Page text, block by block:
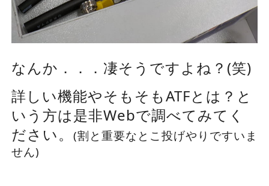
なんか．．．凄そうですよね？(笑)
詳しい機能やそもそもATFとは？と
いう方は是非Webで調べてみてく
ださい。
(割と重要なとこ投げやりですいま
せん)